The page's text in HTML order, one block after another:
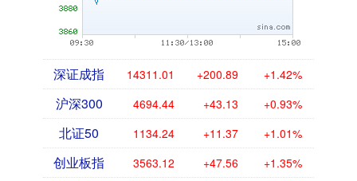
深证成指 14311.01 +200.89 +1.42%
沪深300 4694.44 +43.13 +0.93%
北证50 1134.24 +11.37 +1.01%
创业板指 3563.12 +47.56 +1.35%